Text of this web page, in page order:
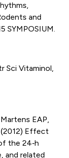
and
SYMPOSIUM.
Sci Vitaminol,
EAP,
(2012) Effect
the 24‐h
and related